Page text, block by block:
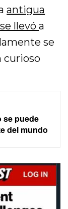
antigua
llevóa
se
curioso
se puede
del mundo